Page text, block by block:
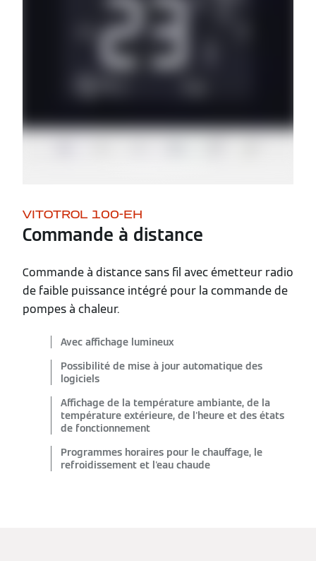
VITOTROL 100-EH
Commande à distance
Commande à distance sans fil avec émetteur radio
de faible puissance intégré pour la commande de
pompes à chaleur.
Avec affichage lumineux
Possibilité de mise à jour automatique des
logiciels
Affichage de la température ambiante, de la
température extérieure, de l'heure et des états
de fonctionnement
Programmes horaires pour le chauffage, le
refroidissement et l'eau chaude